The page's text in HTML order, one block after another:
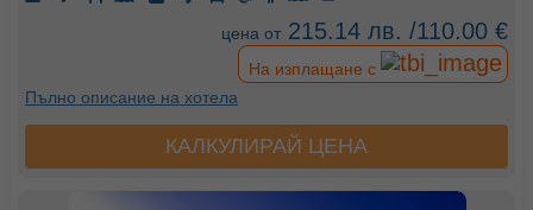
цена от 215.14 лв. /110.00 €
На изплащане с
Пълно описание на хотела
КАЛКУЛИРАЙ ЦЕНА